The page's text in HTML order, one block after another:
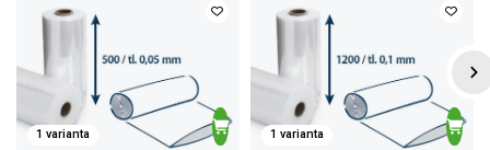
1 varianta 1 varianta